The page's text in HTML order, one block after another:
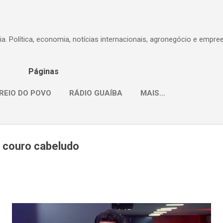
Política, economia, notícias internacionais, agronegócio e
Páginas
DO POVO RÁDIO GUAÍBA MAIS…
cabeludo